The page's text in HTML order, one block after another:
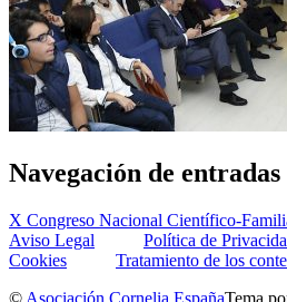
Navegación de entradas
X Congreso Nacional Científico-
Aviso Legal
Política de
Cookies
Tratamiento de los
© Asociación Cornelia EspañaTema